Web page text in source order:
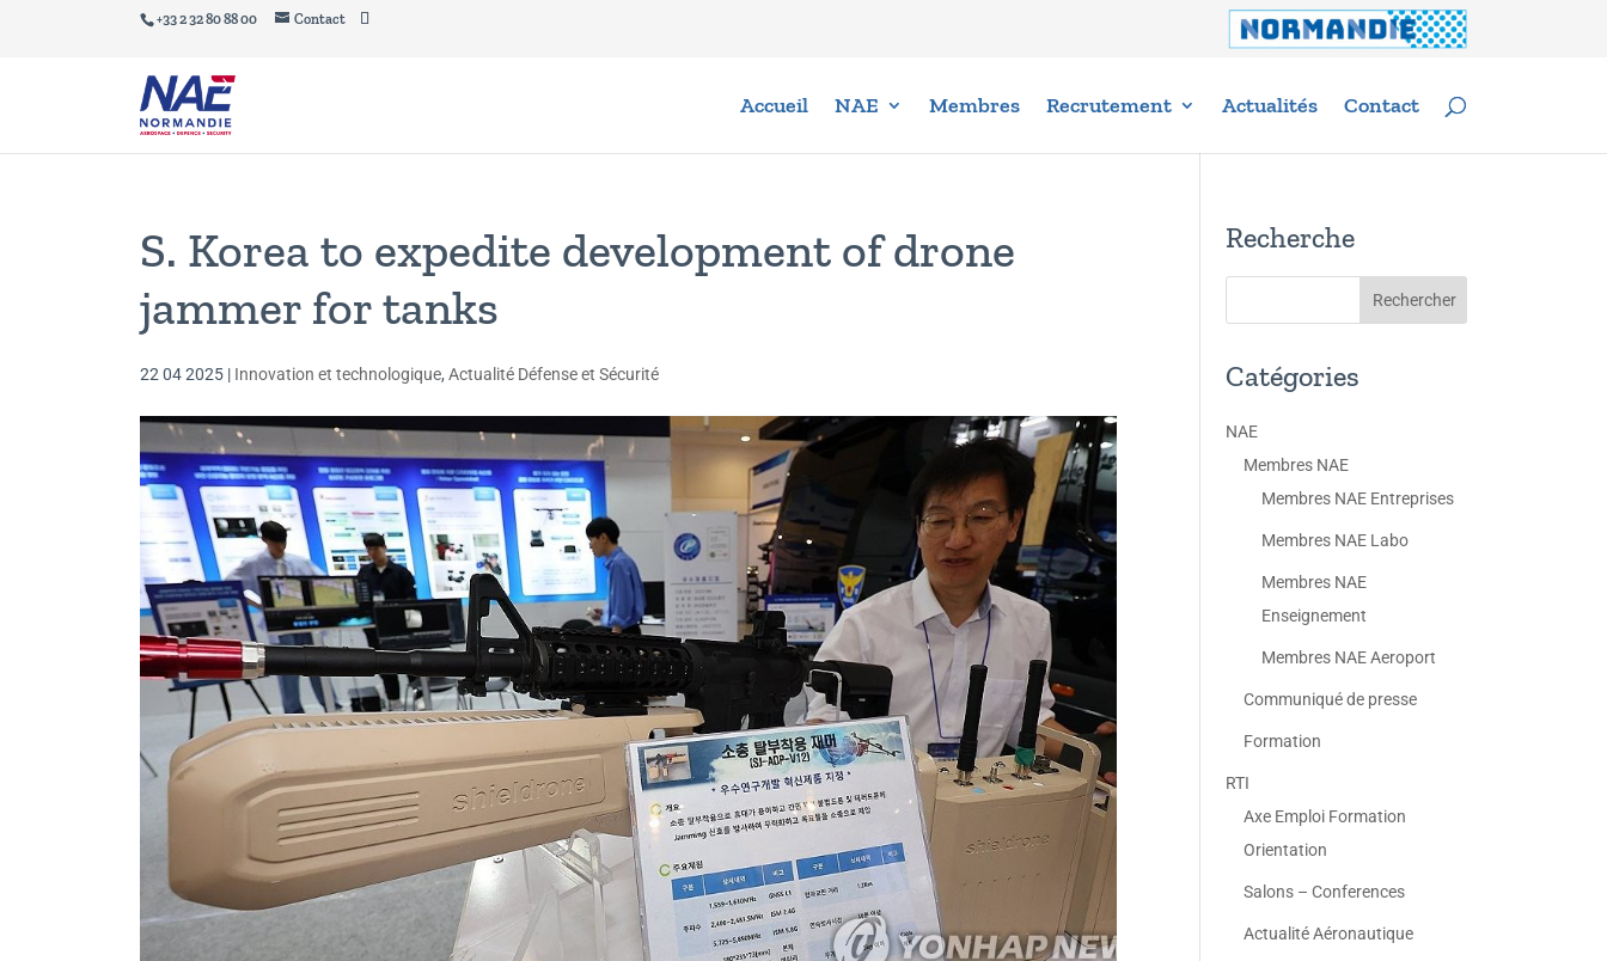
+33 2 32 80 88 00 Contact
Accueil NAE Membres Recrutement Actualités Contact
S. Korea to expedite development of drone
jammer for tanks
22 04 2025 | Innovation et technologique, Actualité Défense et Sécurité
Recherche
Catégories
NAE
Membres NAE
Membres NAE Entreprises
Membres NAE Labo
Membres NAE
Enseignement
Membres NAE Aeroport
Communiqué de presse
Formation
RTI
Axe Emploi Formation
Orientation
Salons – Conferences
Actualité Aéronautique